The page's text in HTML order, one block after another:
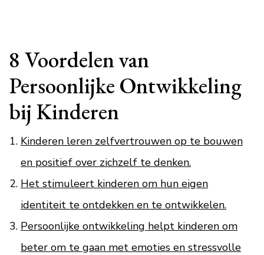
8 Voordelen van
Persoonlijke Ontwikkeling
bij Kinderen
Kinderen leren zelfvertrouwen op te bouwen
en positief over zichzelf te denken.
Het stimuleert kinderen om hun eigen
identiteit te ontdekken en te ontwikkelen.
Persoonlijke ontwikkeling helpt kinderen om
beter om te gaan met emoties en stressvolle